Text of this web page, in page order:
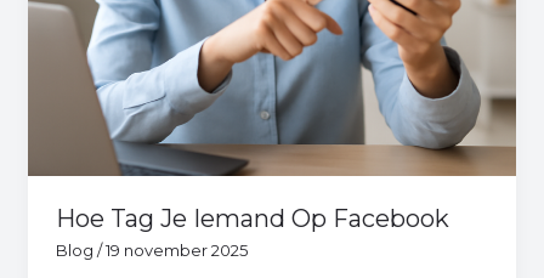
Hoe Tag Je Iemand Op Facebook
Blog /19 november 2025